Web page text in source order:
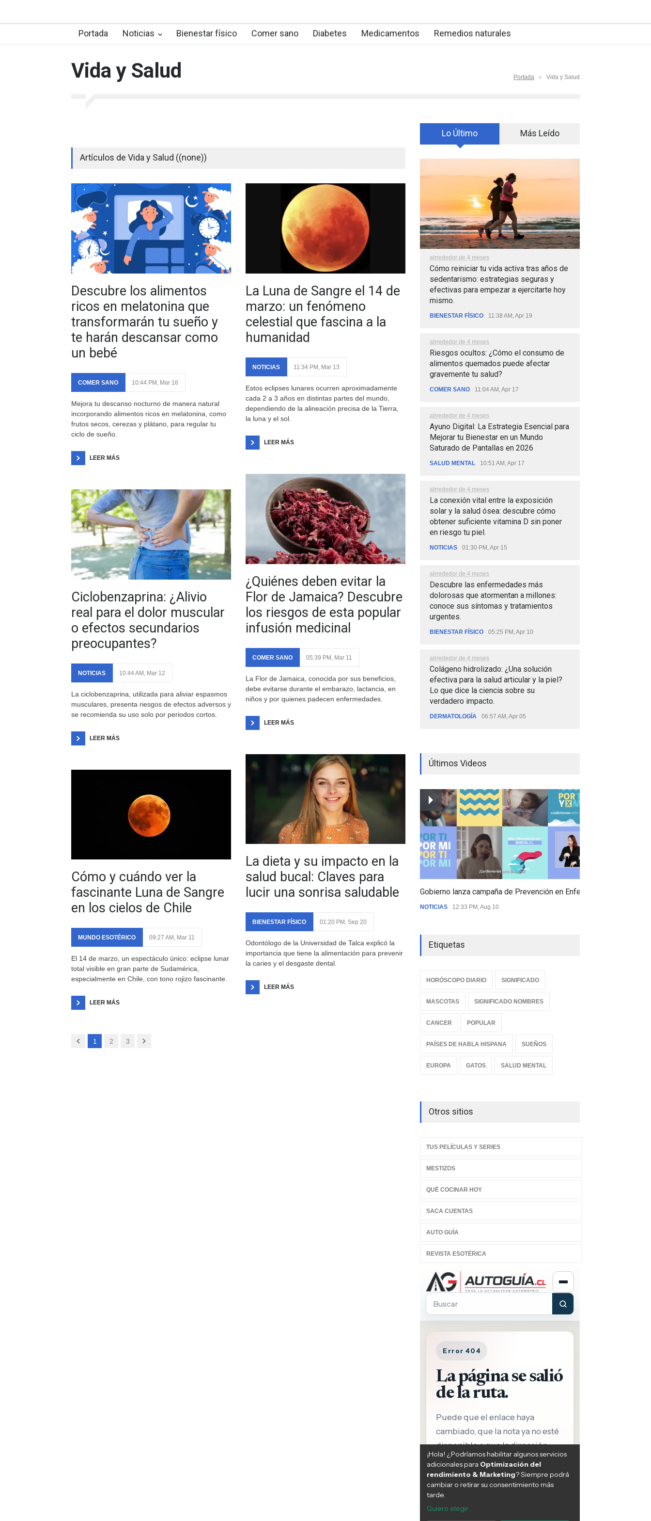
Portada Noticias Bienestar físico Comer sano Diabetes Medicamentos Remedios naturales
Vida y Salud Portada Vida y Salud
Artículos de Vida y Salud ((none))
Descubre los alimentos
ricos en melatonina que
transformarán tu sueño y
te harán descansar como
un bebé
COMER SANO 10:44 PM, Mar 16
Mejora tu descanso nocturno de manera natural
incorporando alimentos ricos en melatonina, como
frutos secos, cerezas y plátano, para regular tu
ciclo de sueño.
LEER MÁS
Ciclobenzaprina: ¿Alivio
real para el dolor muscular
o efectos secundarios
preocupantes?
NOTICIAS 10:44 AM, Mar 12
La ciclobenzaprina, utilizada para aliviar espasmos
musculares, presenta riesgos de efectos adversos y
se recomienda su uso solo por periodos cortos.
LEER MÁS
Cómo y cuándo ver la
fascinante Luna de Sangre
en los cielos de Chile
MUNDO ESOTÉRICO 09:27 AM, Mar 11
El 14 de marzo, un espectáculo único: eclipse lunar
total visible en gran parte de Sudamérica,
especialmente en Chile, con tono rojizo fascinante.
LEER MÁS
La Luna de Sangre el 14 de
marzo: un fenómeno
celestial que fascina a la
humanidad
NOTICIAS 11:34 PM, Mar 13
Estos eclipses lunares ocurren aproximadamente
cada 2 a 3 años en distintas partes del mundo,
dependiendo de la alineación precisa de la Tierra,
la luna y el sol.
LEER MÁS
¿Quiénes deben evitar la
Flor de Jamaica? Descubre
los riesgos de esta popular
infusión medicinal
COMER SANO 05:39 PM, Mar 11
La Flor de Jamaica, conocida por sus beneficios,
debe evitarse durante el embarazo, lactancia, en
niños y por quienes padecen enfermedades.
LEER MÁS
La dieta y su impacto en la
salud bucal: Claves para
lucir una sonrisa saludable
BIENESTAR FÍSICO 01:20 PM, Sep 20
Odontólogo de la Universidad de Talca explicó la
importancia que tiene la alimentación para prevenir
la caries y el desgaste dental.
LEER MÁS
1 2 3
Lo Último Más Leído
alrrededor de 4 meses
Cómo reiniciar tu vida activa tras años de
sedentarismo: estrategias seguras y
efectivas para empezar a ejercitarte hoy
mismo.
BIENESTAR FÍSICO 11:38 AM, Apr 19
alrrededor de 4 meses
Riesgos ocultos: ¿Cómo el consumo de
alimentos quemados puede afectar
gravemente tu salud?
COMER SANO 11:04 AM, Apr 17
alrrededor de 4 meses
Ayuno Digital: La Estrategia Esencial para
Mejorar tu Bienestar en un Mundo
Saturado de Pantallas en 2026
SALUD MENTAL 10:51 AM, Apr 17
alrrededor de 4 meses
La conexión vital entre la exposición
solar y la salud ósea: descubre cómo
obtener suficiente vitamina D sin poner
en riesgo tu piel.
NOTICIAS 01:30 PM, Apr 15
alrrededor de 4 meses
Descubre las enfermedades más
dolorosas que atormentan a millones:
conoce sus síntomas y tratamientos
urgentes.
BIENESTAR FÍSICO 05:25 PM, Apr 10
alrrededor de 4 meses
Colágeno hidrolizado: ¿Una solución
efectiva para la salud articular y la piel?
Lo que dice la ciencia sobre su
verdadero impacto.
DERMATOLOGÍA 06:57 AM, Apr 05
Últimos Videos
Gobierno lanza campaña de Prevención en Enfermedades
NOTICIAS 12:33 PM, Aug 10
Etiquetas
HORÓSCOPO DIARIO SIGNIFICADO
MASCOTAS SIGNIFICADO NOMBRES
CANCER POPULAR
PAÍSES DE HABLA HISPANA SUEÑOS
EUROPA GATOS SALUD MENTAL
Otros sitios
TUS PELÍCULAS Y SERIES
MESTIZOS
QUÉ COCINAR HOY
SACA CUENTAS
AUTO GUÍA
REVISTA ESOTÉRICA